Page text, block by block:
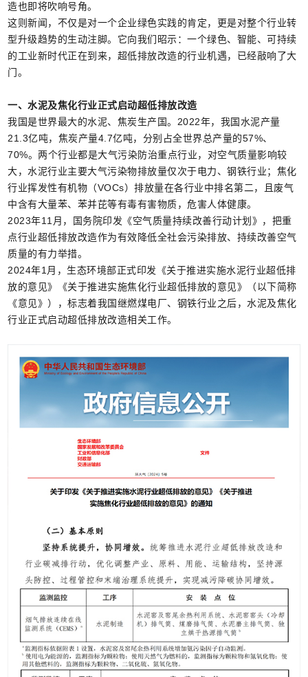
造也即将吹响号角。
这则新闻，不仅是对一个企业绿色实践的肯定，更是对整个行业转
型升级趋势的生动注脚。它向我们昭示：一个绿色、智能、可持续
的工业新时代正在到来，超低排放改造的行业机遇，已经敲响了大
门。
一、水泥及焦化行业正式启动超低排放改造
我国是世界最大的水泥、焦炭生产国。2022年，我国水泥产量
21.3亿吨，焦炭产量4.7亿吨，分别占全世界总产量的57%、
70%。两个行业都是大气污染防治重点行业，对空气质量影响较
大，水泥行业主要大气污染物排放量仅次于电力、钢铁行业；焦化
行业挥发性有机物（VOCs）排放量在各行业中排名第二，且废气
中含有大量苯、苯并芘等有毒有害物质，危害人体健康。
2023年11月，国务院印发《空气质量持续改善行动计划》，把重
点行业超低排放改造作为有效降低全社会污染排放、持续改善空气
质量的有力举措。
2024年1月，生态环境部正式印发《关于推进实施水泥行业超低排
放的意见》《关于推进实施焦化行业超低排放的意见》（以下简称
《意见》），标志着我国继燃煤电厂、钢铁行业之后，水泥及焦化
行业正式启动超低排放改造相关工作。